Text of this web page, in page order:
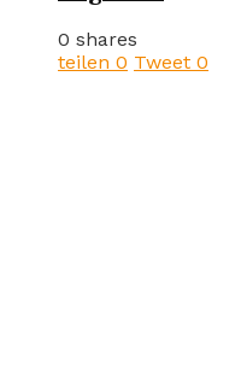
0 shares
teilen 0 Tweet 0